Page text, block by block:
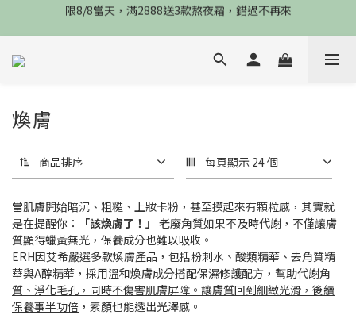
限8/8當天，滿2888送3款熬夜霜，錯過不再來
限8/8當天，滿2888送3款熬夜霜，錯過不再來
倒數3天，任選兩件88折，最高再贈$2800
煥膚
商品排序 每頁顯示 24 個
當肌膚開始暗沉、粗糙、上妝卡粉，甚至摸起來有顆粒感，其實就
是在提醒你：
「該煥膚了！」 老廢角質如果不及時代謝，不僅讓膚
質顯得蠟黃無光，保養成分也難以吸收。
ERH因艾希嚴選多款煥膚產品，包括粉刺水、酸類精華、去角質精
華與A醇精華，採用溫和煥膚成分搭配保濕修護配方， 幫助代謝角
質、淨化毛孔，同時不傷害肌膚屏障。讓膚質回到細緻光滑，後續
保養事半功倍 ，素顏也能透出光澤感。